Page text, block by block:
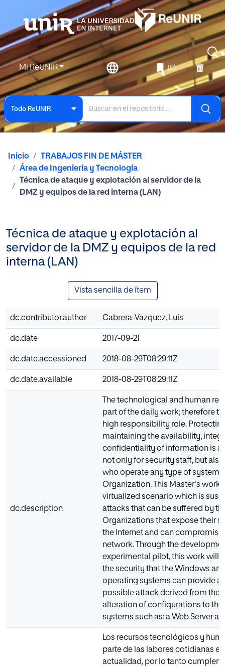
Mi ReUNIR (0)
Todo ReUNIR
Inicio
TRABAJOS FIN DE MÁSTER
Área de Ingeniería y Tecnología
Técnica de ataque y explotación al servidor de la
DMZ y equipos de la red interna (LAN)
Técnica de ataque y explotación al
servidor de la DMZ y equipos de la red
interna (LAN)
Vista sencilla de ítem
dc.contributor.author Cabrera-Vazquez, Luis
dc.date 2017-09-21
dc.date.accessioned 2018-08-29T08:29:11Z
dc.date.available 2018-08-29T08:29:11Z
dc.description
The technological and human
part of the daily work; therefore
high responsibility role.
maintaining the availability,
confidentiality of information is a
not only for security staff, but
who operate any type of system
Organization. This Master's work
virtualized scenario which is
attacks that can be suffered by
Organizations that expose their
the Internet and can compromise
network. Through the
experimental pilot, this work will
the security that the Windows
operating systems can provide
possible attack derived from the
alteration of configurations to the
systems such as: a Web Server
Los recursos tecnológicos y
parte de las labores cotidianas
actualidad, por lo tanto cumplen